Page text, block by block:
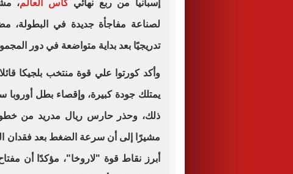
إسبانيا من ربع نهائيكأس العالم،
لصناعة مفاجأة جديدة في البطولة،
تدريجيًا بعد بداية متواضعة في دور
وأكد كورتوا علي قوة منتخب بلجيكا
يمتلك جودة كبيرة، وإقصاء بطل أوروبا
ذلك، وحذر حارس ريال مدريد من
مشيرًا إلى أن سرعة الضغط بعد فقدان
أبرز نقاط قوة "لاروخا"، مؤكدًا أن